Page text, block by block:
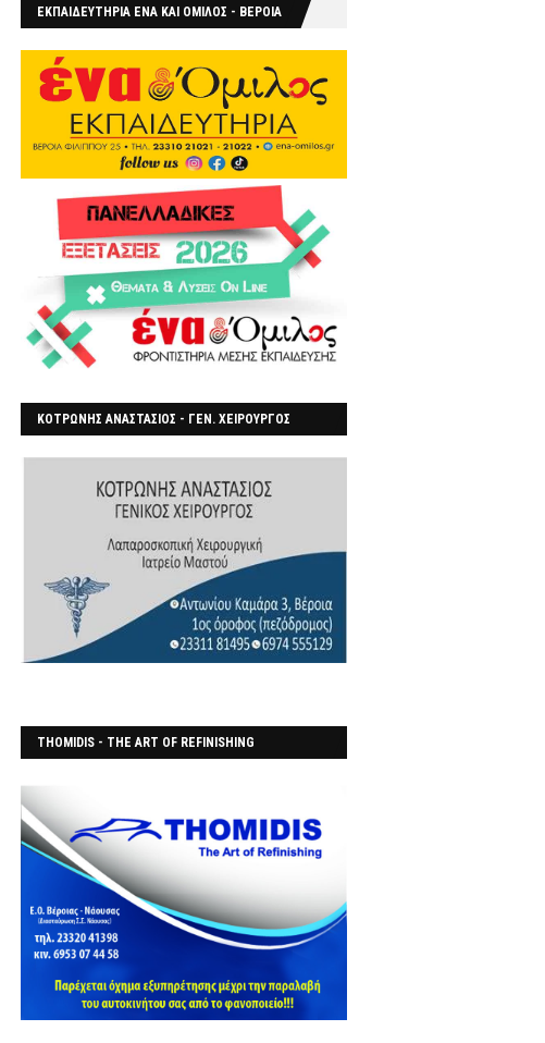
ΕΚΠΑΙΔΕΥΤΗΡΙΑ ΕΝΑ ΚΑΙ ΟΜΙΛΟΣ - ΒΕΡΟΙΑ
ΚΟΤΡΩΝΗΣ ΑΝΑΣΤΑΣΙΟΣ - ΓΕΝ. ΧΕΙΡΟΥΡΓΟΣ
THOMIDIS - THE ART OF REFINISHING